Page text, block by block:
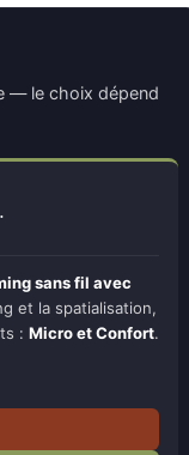
— le choix dépend
sans fil avec
et la spatialisation,
: Micro et Confort.